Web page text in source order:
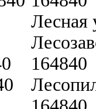
Лесная
164840